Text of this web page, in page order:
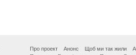
Про проект Анонс Щоб ми так жили